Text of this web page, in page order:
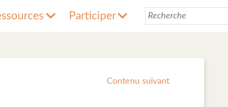
Participer
Contenu suivant